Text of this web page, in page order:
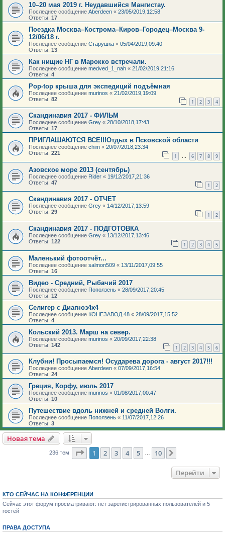
10–20 мая 2019 г. Неудавшийся Мангистау.
Последнее сообщение Aberdeen « 23/05/2019,12:58
Ответы: 17
Поездка Москва–Кострома–Киров–Городец–Москва 9-
12/06/18 г.
Последнее сообщение Старушка « 05/04/2019,09:40
Ответы: 13
Как нищие НГ в Марокко встречали.
Последнее сообщение medved_1_nah « 21/02/2019,21:16
Ответы: 4
Pop-top крыша для экспедиций подъёмная
Последнее сообщение murinos « 21/02/2019,19:09
Ответы: 82 1 2 3 4
Скандинавия 2017 - ФИЛЬМ
Последнее сообщение Grey « 28/10/2018,17:43
Ответы: 17
ПРИГЛАШАЮТСЯ ВСЕ!!!Отдых в Псковской области
Последнее сообщение chim « 20/07/2018,23:34
Ответы: 221 1 … 6 7 8 9
Азовское море 2013 (сентябрь)
Последнее сообщение Rider « 19/12/2017,21:36
Ответы: 47 1 2
Скандинавия 2017 - ОТЧЕТ
Последнее сообщение Grey « 14/12/2017,13:59
Ответы: 29 1 2
Скандинавия 2017 - ПОДГОТОВКА
Последнее сообщение Grey « 13/12/2017,13:46
Ответы: 122 1 2 3 4 5
Маленький фотоотчёт...
Последнее сообщение salmon509 « 13/11/2017,09:55
Ответы: 16
Видео - Средний, Рыбачий 2017
Последнее сообщение Поползень « 28/09/2017,20:45
Ответы: 12
Селигер с Диагноз4х4
Последнее сообщение КОНЕЗАВОД 48 « 28/09/2017,15:52
Ответы: 4
Кольский 2013. Марш на север.
Последнее сообщение murinos « 20/09/2017,22:38
Ответы: 142 1 2 3 4 5 6
Клубни! Просыпаемся! Осударева дорога - август 2017!!!
Последнее сообщение Aberdeen « 07/09/2017,16:54
Ответы: 24
Греция, Корфу, июль 2017
Последнее сообщение murinos « 01/08/2017,00:47
Ответы: 10
Путешествие вдоль нижней и средней Волги.
Последнее сообщение Поползень « 11/07/2017,12:26
Ответы: 3
Новая тема
236 тем Страница из 10
1 2 3 4 5 … 10
Перейти
КТО СЕЙЧАС НА КОНФЕРЕНЦИИ
Сейчас этот форум просматривают: нет зарегистрированных пользователей и 5
гостей
ПРАВА ДОСТУПА